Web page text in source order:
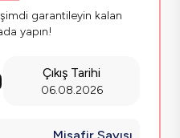
garantileyin kalan
yapın!
Çıkış Tarihi
06.08.2026